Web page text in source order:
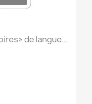
de langue...